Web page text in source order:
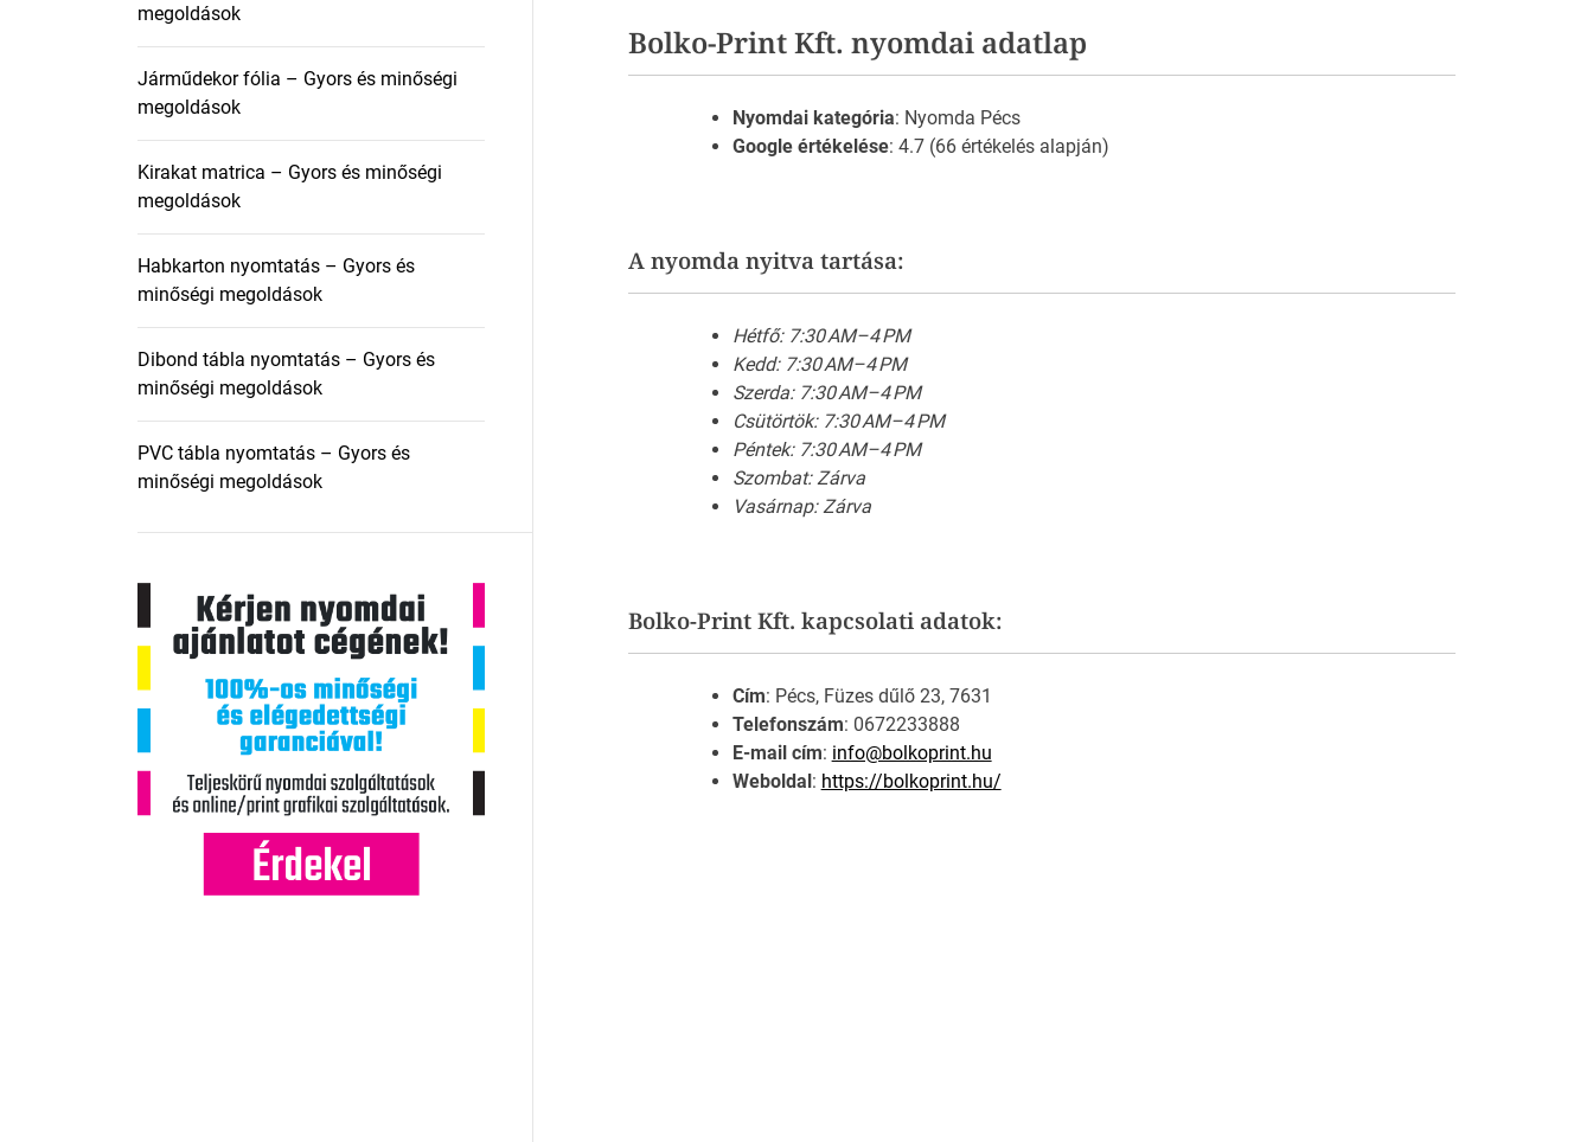
Bolko-Print Kft. nyomdai adatlap
Nyomdai kategória: Nyomda Pécs
Google értékelése: 4.7 (66 értékelés alapján)
A nyomda nyitva tartása:
Hétfő: 7:30 AM–4 PM
Kedd: 7:30 AM–4 PM
Szerda: 7:30 AM–4 PM
Csütörtök: 7:30 AM–4 PM
Péntek: 7:30 AM–4 PM
Szombat: Zárva
Vasárnap: Zárva
Bolko-Print Kft. kapcsolati adatok:
Cím: Pécs, Füzes dűlő 23, 7631
Telefonszám: 0672233888
E-mail cím: info@bolkoprint.hu
Weboldal: https://bolkoprint.hu/
megoldások
Járműdekor fólia – Gyors és minőségi
megoldások
Kirakat matrica – Gyors és minőségi
megoldások
Habkarton nyomtatás – Gyors és
minőségi megoldások
Dibond tábla nyomtatás – Gyors és
minőségi megoldások
PVC tábla nyomtatás – Gyors és
minőségi megoldások